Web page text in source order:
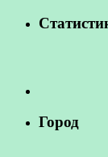
Город